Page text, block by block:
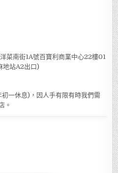
菜南街1A號百寶利商業中心22樓01
地站A2出口)
一休息)，因人手有限有時我們需
。